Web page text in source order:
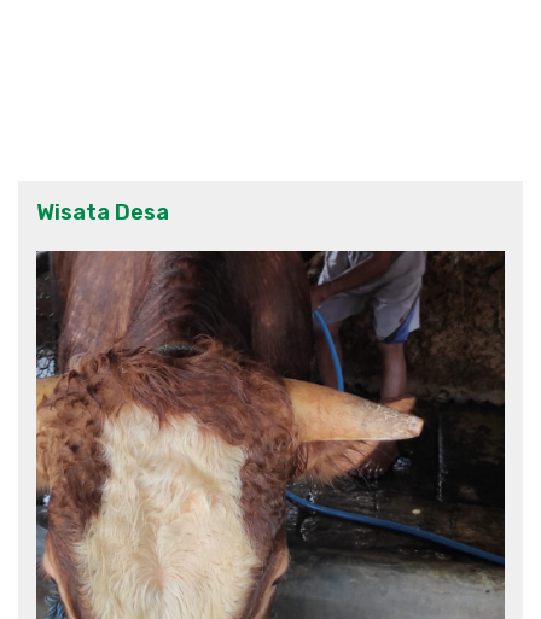
Wisata Desa